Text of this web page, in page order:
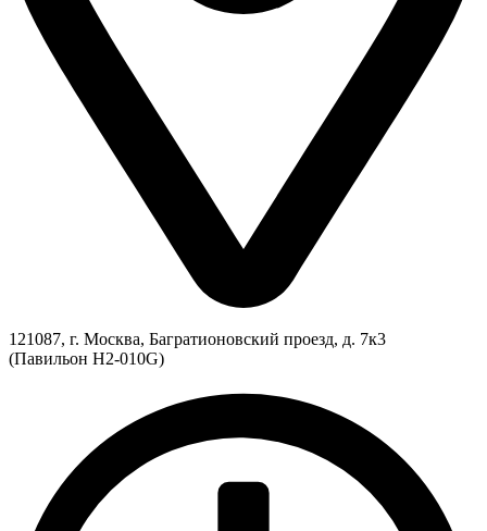
121087, г. Москва, Багратионовский проезд, д. 7к3
(Павильон H2-010G)